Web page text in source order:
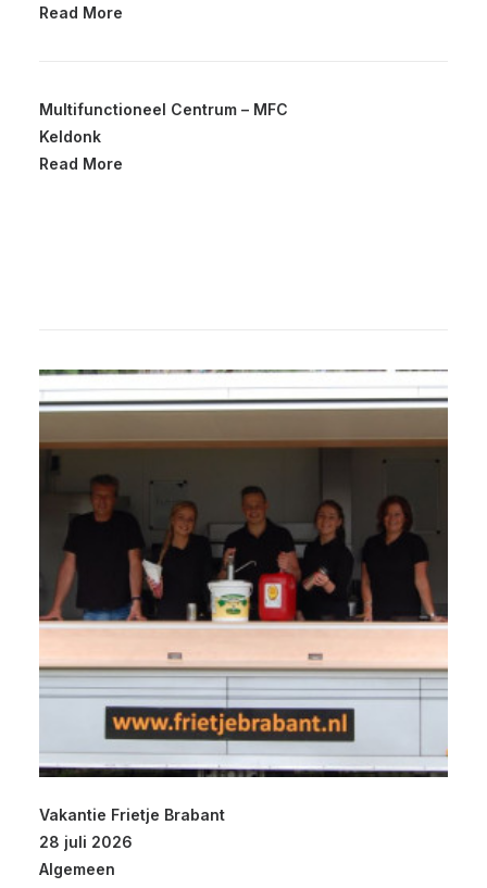
Read More
Multifunctioneel Centrum – MFC
Keldonk
Read More
Vakantie Frietje Brabant
28 juli 2026
Algemeen